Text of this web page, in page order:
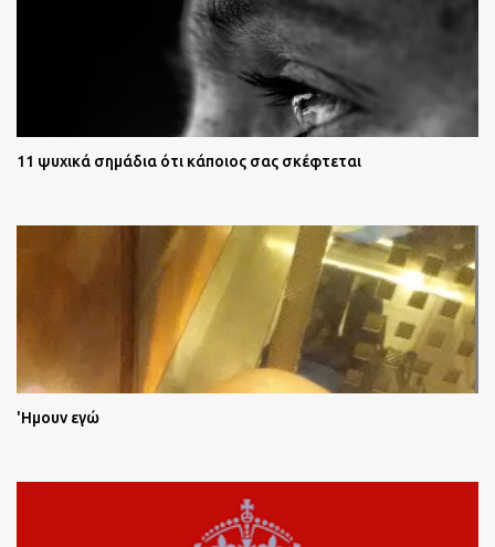
11 ψυχικά σημάδια ότι κάποιος σας σκέφτεται
'Ημουν εγώ